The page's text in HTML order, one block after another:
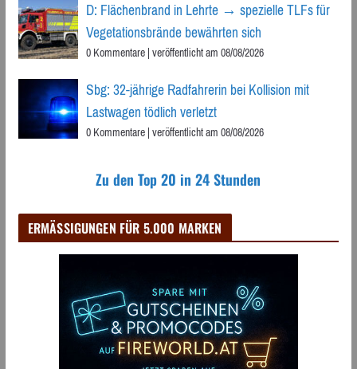
D: Flächenbrand in Lehrte → spezielle TLFs für
Vegetationsbrände bewährten sich
0 Kommentare|veröffentlicht am 08/08/2026
Sbg: 32-jährige Radfahrerin bei Kollision mit
Lastwagen tödlich verletzt
0 Kommentare|veröffentlicht am 08/08/2026
Zu den Top 20 in 24 Stunden
ERMÄSSIGUNGEN FÜR 5.000 MARKEN